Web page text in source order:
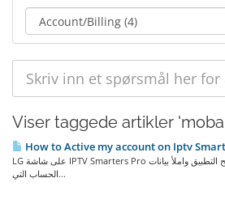
Viser taggede artikler
How to Active my account on Iptv
LG على شاشة IPTV Smarters Pro تفعيل الاشتراك على تطبيق قم بفتح التطبيق واملأ بيانات
الحساب التي...